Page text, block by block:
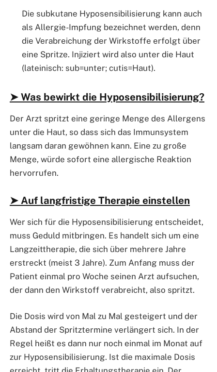
Die subkutane Hyposensibilisierung kann auch
als Allergie-Impfung bezeichnet werden, denn
die Verabreichung der Wirkstoffe erfolgt über
eine Spritze. Injiziert wird also unter die Haut
(lateinisch: sub=unter; cutis=Haut).
➤ Was bewirkt die Hyposensibilisierung?
Der Arzt spritzt eine geringe Menge des Allergens
unter die Haut, so dass sich das Immunsystem
langsam daran gewöhnen kann. Eine zu große
Menge, würde sofort eine allergische Reaktion
hervorrufen.
➤ Auf langfristige Therapie einstellen
Wer sich für die Hyposensibilisierung entscheidet,
muss Geduld mitbringen. Es handelt sich um eine
Langzeittherapie, die sich über mehrere Jahre
erstreckt (meist 3 Jahre). Zum Anfang muss der
Patient einmal pro Woche seinen Arzt aufsuchen,
der dann den Wirkstoff verabreicht, also spritzt.
Die Dosis wird von Mal zu Mal gesteigert und der
Abstand der Spritztermine verlängert sich. In der
Regel heißt es dann nur noch einmal im Monat auf
zur Hyposensibilisierung. Ist die maximale Dosis